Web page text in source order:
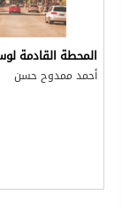
المحطة القادمة
أحمد ممدوح حسن